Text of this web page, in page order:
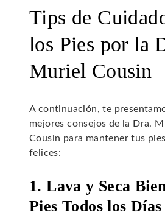
Tips de
los Pies por la
Muriel Cousin
A continuación, te
mejores consejos de la Dra.
Cousin para mantener tus
felices:
1. Lava y Seca
Pies Todos los Días